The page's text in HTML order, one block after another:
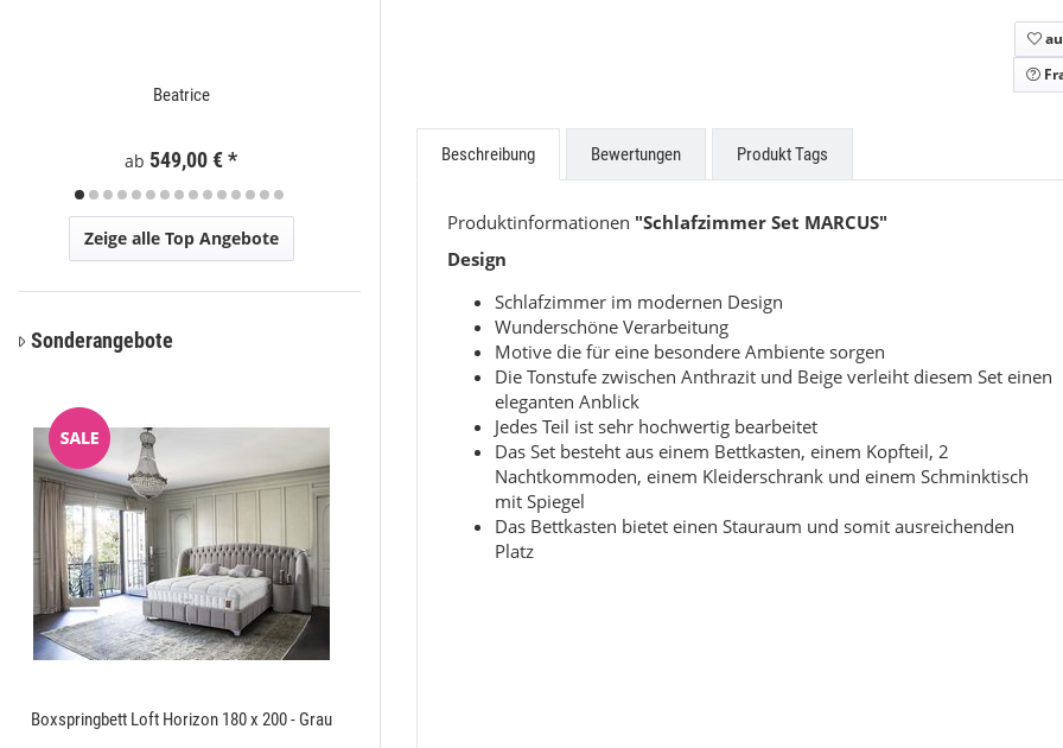
Beschreibung Bewertungen Produkt Tags
Produktinformationen "Schlafzimmer Set MARCUS"
Design
Schlafzimmer im modernen Design
Wunderschöne Verarbeitung
Motive die für eine besondere Ambiente sorgen
Die Tonstufe zwischen Anthrazit und Beige verleiht diesem Set einen
eleganten Anblick
Jedes Teil ist sehr hochwertig bearbeitet
Das Set besteht aus einem Bettkasten, einem Kopfteil, 2
Nachtkommoden, einem Kleiderschrank und einem Schminktisch
mit Spiegel
Das Bettkasten bietet einen Stauraum und somit ausreichenden
Platz
Beatrice
ab 549,00 €* Preis auf Anfrage
Zeige alle Top Angebote
Sonderangebote
Boxspringbett Loft Horizon 180 x 200 - Grau